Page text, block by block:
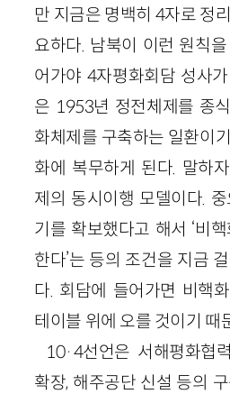
만 지금은 명백히 4자로 정
요하다. 남북이 이런 원칙
어가야 4자평화회담 성사
은 1953년 정전체제를 종
화체제를 구축하는 일환이
화에 복무하게 된다. 말하
제의 동시이행 모델이다.
기를 확보했다고 해서 ‘비
한다’는 등의 조건을 지금
다. 회담에 들어가면 비핵
테이블 위에 오를 것이기 때
10·4선언은 서해평화협
확장, 해주공단 신설 등의